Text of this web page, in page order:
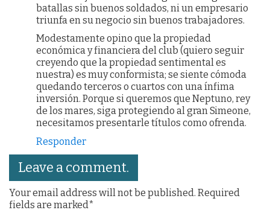
batallas sin buenos soldados, ni un empresario
triunfa en su negocio sin buenos trabajadores.
Modestamente opino que la propiedad
económica y financiera del club (quiero seguir
creyendo que la propiedad sentimental es
nuestra) es muy conformista; se siente cómoda
quedando terceros o cuartos con una ínfima
inversión. Porque si queremos que Neptuno, rey
de los mares, siga protegiendo al gran Simeone,
necesitamos presentarle títulos como ofrenda.
Responder
Leave a comment.
Your email address will not be published. Required
fields are marked*